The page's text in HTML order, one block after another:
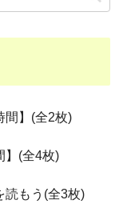
間】(全2枚)
】(全4枚)
読もう(全3枚)